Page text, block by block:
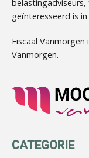
geïnteresseerd is
Fiscaal
Vanmorgen.
CATEGORIE